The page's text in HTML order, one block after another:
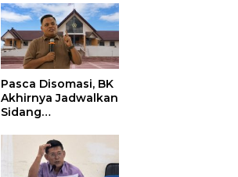
Ditangkap
Pasca Disomasi, BK
Akhirnya Jadwalkan
Sidang
Terhadap Selpina